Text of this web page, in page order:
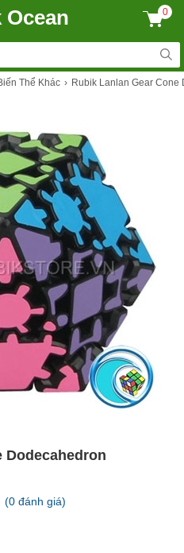
Ocean 0
Thể Khác Rubik Lanlan Gear
Dodecahedron
(0 đánh giá)